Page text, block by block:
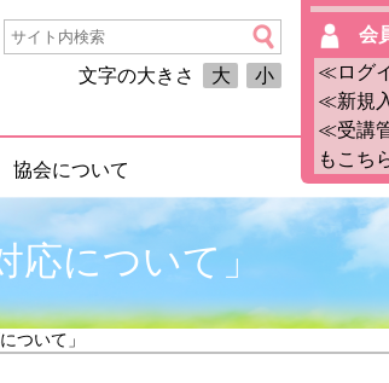
文字の大きさ 大 小
会
≪ログ
≪新規
≪受講
もこち
協会について
応について」
ついて」